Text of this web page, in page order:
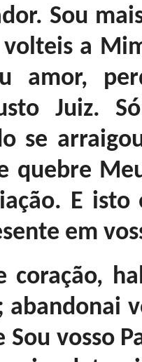
Sou
a
amor,
Juiz.
se
quebre
E isto
em
coração,
abandonai
vosso